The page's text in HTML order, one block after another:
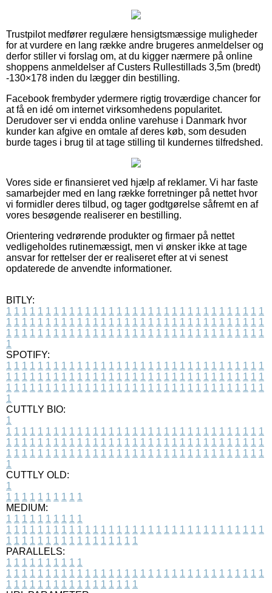
Trustpilot medfører regulære hensigtsmæssige muligheder
for at vurdere en lang række andre brugeres anmeldelser og
derfor stiller vi forslag om, at du kigger nærmere på online
shoppens anmeldelser af Custers Rullestillads 3,5m (bredt)
-130×178 inden du lægger din bestilling.
Facebook frembyder ydermere rigtig troværdige chancer for
at få en idé om internet virksomhedens popularitet.
Derudover ser vi endda online varehuse i Danmark hvor
kunder kan afgive en omtale af deres køb, som desuden
burde tages i brug til at tage stilling til kundernes tilfredshed.
Vores side er finansieret ved hjælp af reklamer. Vi har faste
samarbejder med en lang række forretninger på nettet hvor
vi formidler deres tilbud, og tager godtgørelse såfremt en af
vores besøgende realiserer en bestilling.
Orientering vedrørende produkter og firmaer på nettet
vedligeholdes rutinemæssigt, men vi ønsker ikke at tage
ansvar for rettelser der er realiseret efter at vi senest
opdaterede de anvendte informationer.
BITLY:
1 1 1 1 1 1 1 1 1 1 1 1 1 1 1 1 1 1 1 1 1 1 1 1 1 1 1 1 1 1 1 1 1
1 1 1 1 1 1 1 1 1 1 1 1 1 1 1 1 1 1 1 1 1 1 1 1 1 1 1 1 1 1 1 1 1
1 1 1 1 1 1 1 1 1 1 1 1 1 1 1 1 1 1 1 1 1 1 1 1 1 1 1 1 1 1 1 1 1
1
SPOTIFY:
1 1 1 1 1 1 1 1 1 1 1 1 1 1 1 1 1 1 1 1 1 1 1 1 1 1 1 1 1 1 1 1 1
1 1 1 1 1 1 1 1 1 1 1 1 1 1 1 1 1 1 1 1 1 1 1 1 1 1 1 1 1 1 1 1 1
1 1 1 1 1 1 1 1 1 1 1 1 1 1 1 1 1 1 1 1 1 1 1 1 1 1 1 1 1 1 1 1 1
1
CUTTLY BIO:
1
1 1 1 1 1 1 1 1 1 1 1 1 1 1 1 1 1 1 1 1 1 1 1 1 1 1 1 1 1 1 1 1 1
1 1 1 1 1 1 1 1 1 1 1 1 1 1 1 1 1 1 1 1 1 1 1 1 1 1 1 1 1 1 1 1 1
1 1 1 1 1 1 1 1 1 1 1 1 1 1 1 1 1 1 1 1 1 1 1 1 1 1 1 1 1 1 1 1 1
1
CUTTLY OLD:
1
1 1 1 1 1 1 1 1 1 1
MEDIUM:
1 1 1 1 1 1 1 1 1 1
1 1 1 1 1 1 1 1 1 1 1 1 1 1 1 1 1 1 1 1 1 1 1 1 1 1 1 1 1 1 1 1 1
1 1 1 1 1 1 1 1 1 1 1 1 1 1 1 1 1
PARALLELS:
1 1 1 1 1 1 1 1 1 1
1 1 1 1 1 1 1 1 1 1 1 1 1 1 1 1 1 1 1 1 1 1 1 1 1 1 1 1 1 1 1 1 1
1 1 1 1 1 1 1 1 1 1 1 1 1 1 1 1 1